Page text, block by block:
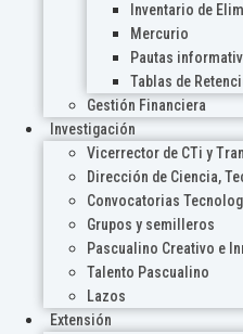
Inventario de
Mercurio
Pautas
Tablas de
Gestión Financiera
Investigación
Vicerrector de CTi y
Dirección de Ciencia,
Convocatorias
Grupos y semilleros
Pascualino Creativo e
Talento Pascualino
Lazos
Extensión